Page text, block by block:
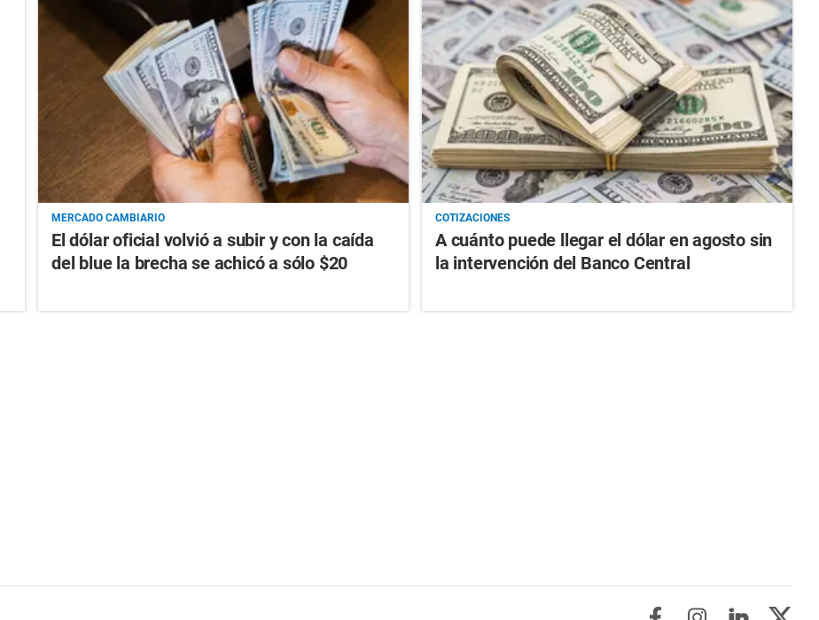
MERCADO CAMBIARIO
El dólar oficial volvió a subir y con la caída
del blue la brecha se achicó a sólo $20
COTIZACIONES
A cuánto puede llegar el dólar en agosto sin
la intervención del Banco Central